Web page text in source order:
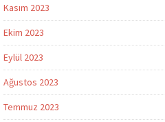
Kasım 2023
Ekim 2023
Eylül 2023
Ağustos 2023
Temmuz 2023